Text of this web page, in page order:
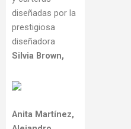
diseñadas por la
prestigiosa
diseñadora
Silvia Brown,
Anita Martínez,